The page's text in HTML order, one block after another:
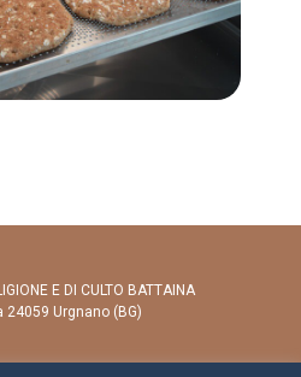
E DI CULTO BATTAINA
24059 Urgnano (BG)